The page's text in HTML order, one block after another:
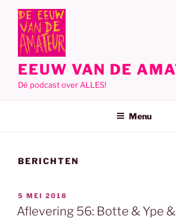
inhoud
EEUW VAN DE
Dé podcast over ALLES!
Menu
BERICHTEN
GEPLAATST
OP
5 MEI 2018
Aflevering 56: Botte & Ype